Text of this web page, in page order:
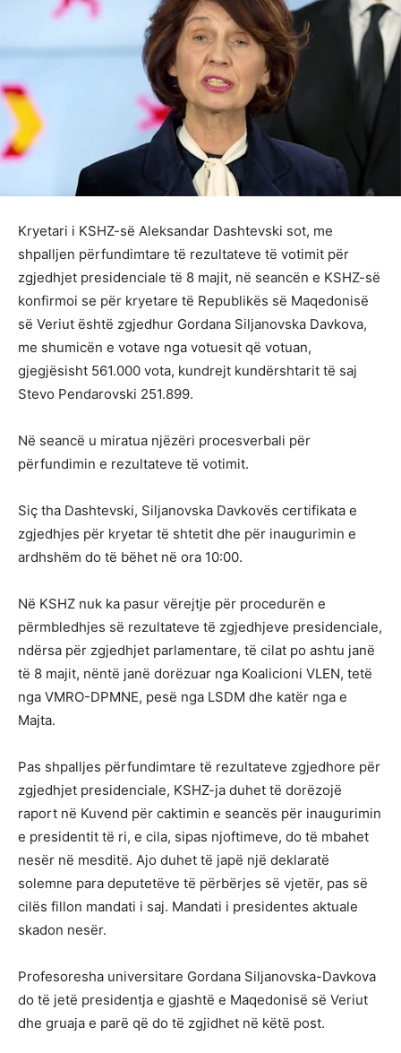
Kryetari i KSHZ-së Aleksandar Dashtevski sot, me
shpalljen përfundimtare të rezultateve të votimit për
zgjedhjet presidenciale të 8 majit, në seancën e KSHZ-së
konfirmoi se për kryetare të Republikës së Maqedonisë
së Veriut është zgjedhur Gordana Siljanovska Davkova,
me shumicën e votave nga votuesit që votuan,
gjegjësisht 561.000 vota, kundrejt kundërshtarit të saj
Stevo Pendarovski 251.899.
Në seancë u miratua njëzëri procesverbali për
përfundimin e rezultateve të votimit.
Siç tha Dashtevski, Siljanovska Davkovës certifikata e
zgjedhjes për kryetar të shtetit dhe për inaugurimin e
ardhshëm do të bëhet në ora 10:00.
Në KSHZ nuk ka pasur vërejtje për procedurën e
përmbledhjes së rezultateve të zgjedhjeve presidenciale,
ndërsa për zgjedhjet parlamentare, të cilat po ashtu janë
të 8 majit, nëntë janë dorëzuar nga Koalicioni VLEN, tetë
nga VMRO-DPMNE, pesë nga LSDM dhe katër nga e
Majta.
Pas shpalljes përfundimtare të rezultateve zgjedhore për
zgjedhjet presidenciale, KSHZ-ja duhet të dorëzojë
raport në Kuvend për caktimin e seancës për inaugurimin
e presidentit të ri, e cila, sipas njoftimeve, do të mbahet
nesër në mesditë. Ajo duhet të japë një deklaratë
solemne para deputetëve të përbërjes së vjetër, pas së
cilës fillon mandati i saj. Mandati i presidentes aktuale
skadon nesër.
Profesoresha universitare Gordana Siljanovska-Davkova
do të jetë presidentja e gjashtë e Maqedonisë së Veriut
dhe gruaja e parë që do të zgjidhet në këtë post.